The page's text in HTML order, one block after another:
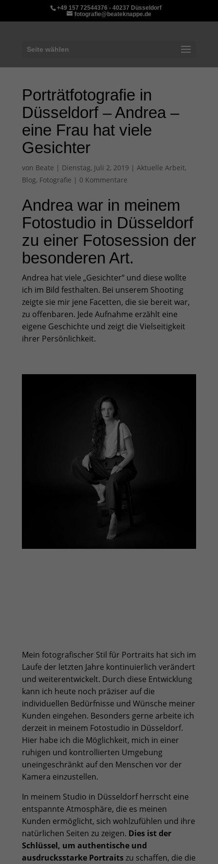
+49 157 72544376 - 40237 Düsseldorf
fotografie@beateknappe.de
Seite wählen
Porträtfotografie in
Düsseldorf – Andrea –
eine Frau hat viele
Gesichter
von Beate | Dienstag, Juli 2, 2019 | Aktuelle Arbeit,
Blog, Fotografie | 0 Kommentare
Andrea war in meinem
Fotostudio in Düsseldorf
zu einer Fotosession der
besonderen Art.
Andrea hat viele „Gesichter“ und diese wollte
ich im Bild festhalten. Bei unserem Shooting
zeigte sie mir jene Facetten, die sie bereit war,
zu offenbaren. Jede Aufnahme erzählt eine
eigene Geschichte und zeigt die Vielseitigkeit
ihrer Persönlichkeit.
Mein fotografischer Stil für Portraits hat sich im
Laufe der letzten Jahre kontinuierlich verändert
und weiterentwickelt. Durch diese Entwicklung
kann ich heute noch präziser auf die
individuellen Bedürfnisse und Wünsche meiner
Kunden eingehen. Besonders gerne arbeite ich
derzeit in meinem Fotostudio in Düsseldorf.
Hier habe ich die Möglichkeit, mich in einer
ruhigen und kontrollierten Umgebung
uneingeschränkt auf den Menschen vor der
Kamera einzustellen.
In meinem Studio in Düsseldorf herrscht eine
entspannte Atmosphäre, die es meinen
Kunden ermöglicht, sich wohlzufühlen und ihre
natürlichen Seiten zu zeigen. Dies ist der
Schlüssel, um authentische und
ausdrucksstarke Portraitszu schaffen, die die